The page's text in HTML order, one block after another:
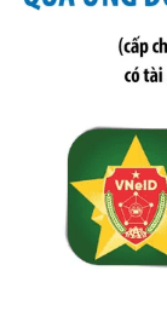
sung bởi Nghị
Ngày ban
Tên: Quyết
ban hành,
Quy trình nội
chính trong
lý của Sở Văn
Ngày ban